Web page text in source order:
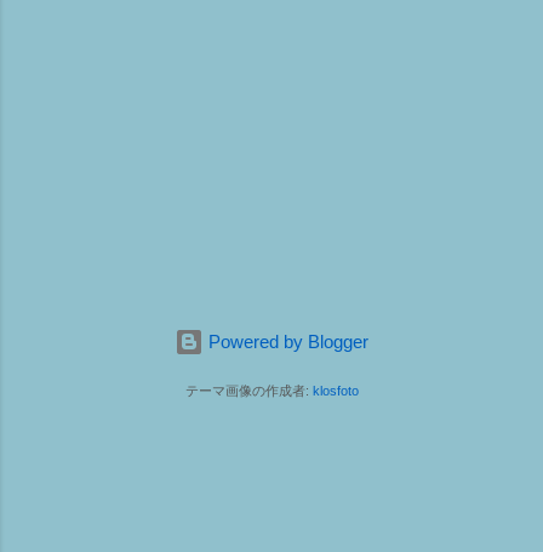
Powered by Blogger
テーマ画像の作成者: klosfoto